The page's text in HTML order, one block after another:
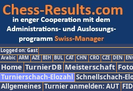
Logged on: Gast
Arabic ARM AZE BIH BUL CAT CHN CRO CZE DEN
Home TurnierDB Meisterschaft
Turnierschach-Elozahl Schnellschach-
Allgemeines Turnier anmelden: AUT